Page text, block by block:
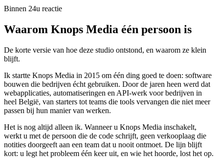
Binnen 24u reactie
Waarom Knops Media één persoon is
De korte versie van hoe deze studio ontstond, en waarom ze klein
blijft.
Ik startte Knops Media in 2015 om één ding goed te doen: software
bouwen die bedrijven écht gebruiken. Door de jaren heen werd dat
webapplicaties, automatiseringen en API-werk voor bedrijven in
heel België, van starters tot teams die tools vervangen die niet meer
passen bij hun manier van werken.
Het is nog altijd alleen ik. Wanneer u Knops Media inschakelt,
werkt u met de persoon die de code schrijft, geen verkooplaag die
notities doorgeeft aan een team dat u nooit ontmoet. De lijn blijft
kort: u legt het probleem één keer uit, en wie het hoorde, lost het op.